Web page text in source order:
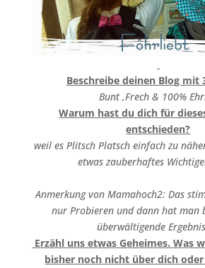
Beschreibe deinen Blog mit
Bunt ,Frech & 100%
Warum hast du dich für
entschieden?
weil es Plitsch Platsch einfach zu
etwas zauberhaftes
Anmerkung von Mamahoch2: Das
nur Probieren und dann hat man
überwältigende
Erzähl uns etwas Geheimes. Was
bisher noch nicht über dich